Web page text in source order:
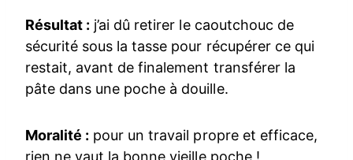
Résultat : j’ai dû retirer le caoutchouc de
sécurité sous la tasse pour récupérer ce qui
restait, avant de finalement transférer la
pâte dans une poche à douille.
Moralité : pour un travail propre et efficace,
rien ne vaut la bonne vieille poche !